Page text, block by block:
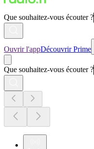
Que souhaitez-vous écouter ?
Ouvrir l'appDécouvrir Prime
Que souhaitez-vous écouter ?